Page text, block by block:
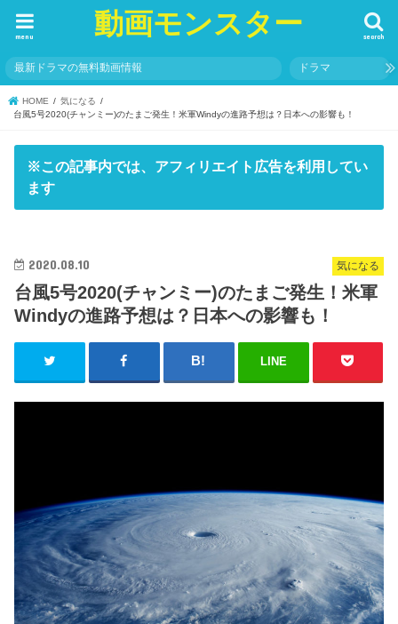
動画モンスター search
menu
最新ドラマの無料動画情報 ドラマ
HOME
気になる
台風5号2020(チャンミー)のたまご発生！米軍Windyの進路予想は？日本への影響も！
※この記事内では、アフィリエイト広告を利用してい
ます
気になる
2020.08.10
台風5号2020(チャンミー)のたまご発生！米軍
Windyの進路予想は？日本への影響も！
LINE